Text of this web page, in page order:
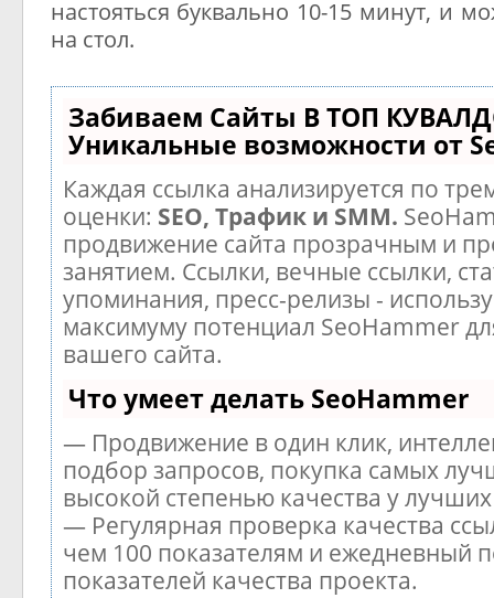
настояться буквально 10-15 минут, и
на стол.
Забиваем Сайты В ТОП
Уникальные возможности от
Каждая ссылка анализируется по
оценки: SEO, Трафик и SMM.
продвижение сайта прозрачным и
занятием. Ссылки, вечные ссылки,
упоминания, пресс-релизы -
максимуму потенциал SeoHammer
вашего сайта.
Что умеет делать SeoHammer
— Продвижение в один клик,
подбор запросов, покупка самых
высокой степенью качества у
— Регулярная проверка качества
чем 100 показателям и ежедневный
показателей качества проекта.